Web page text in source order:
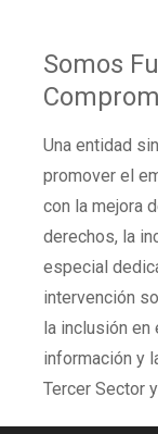
Somos
Una entidad
promover el
con la mejora
derechos, la
especial
intervención
la inclusión
información y
Tercer Sector